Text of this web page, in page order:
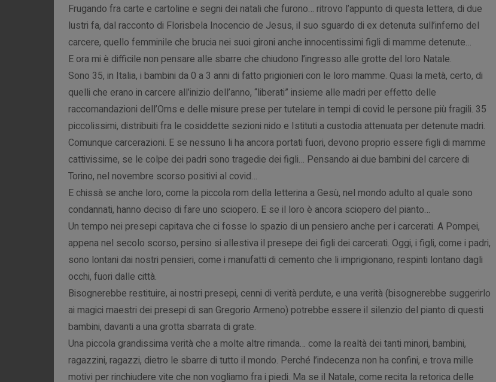
Frugando fra carte e cartoline e segni dei natali che furono… ritrovo l’appunto di questa lettera, di due
lustri fa, dal racconto di Florisbela Inocencio de Jesus, il suo sguardo di ex detenuta sull’inferno del
carcere, quello femminile che brucia nei suoi gironi anche innocentissimi figli di mamme detenute…
E ora mi è difficile non pensare alle sbarre che chiudono l’ingresso alle grotte del loro Natale.
Sono 35, in Italia, i bambini da 0 a 3 anni di fatto prigionieri con le loro mamme. Quasi la metà, certo, di
quelli che erano in carcere all’inizio dell’anno, “liberati” insieme alle madri per effetto delle
raccomandazioni dell’Oms e delle misure prese per tutelare in tempi di covid le persone più fragili. 35
piccolissimi, distribuiti fra le cosiddette sezioni nido e Istituti a custodia attenuata per detenute madri.
Comunque carcerazioni. E se nessuno li ha ancora portati fuori, devono proprio essere figli di mamme
cattivissime, se le colpe dei padri sono tragedie dei figli… Pensando ai due bambini del carcere di
Torino, nel novembre scorso positivi al covid…
E chissà se anche loro, come la piccola rom della letterina a Gesù, nel mondo adulto al quale sono
condannati, hanno deciso di fare uno sciopero. E se il loro è ancora sciopero del pianto…
Un tempo nei presepi capitava che ci fosse lo spazio di un pensiero anche per i carcerati. A Pompei,
appena nel secolo scorso, persino si allestiva il presepe dei figli dei carcerati. Oggi, i figli, come i padri,
sono lontani dai nostri pensieri, come i manufatti di cemento che li imprigionano, respinti lontano dagli
occhi, fuori dalle città.
Bisognerebbe restituire, ai nostri presepi, cenni di verità perdute, e una verità (bisognerebbe suggerirlo
ai magici maestri dei presepi di san Gregorio Armeno) potrebbe essere il silenzio del pianto di questi
bambini, davanti a una grotta sbarrata di grate.
Una piccola grandissima verità che a molte altre rimanda… come la realtà dei tanti minori, bambini,
ragazzini, ragazzi, dietro le sbarre di tutto il mondo. Perché l’indecenza non ha confini, e trova mille
motivi per rinchiudere vite che non vogliamo fra i piedi. Ma se il Natale, come recita la retorica delle